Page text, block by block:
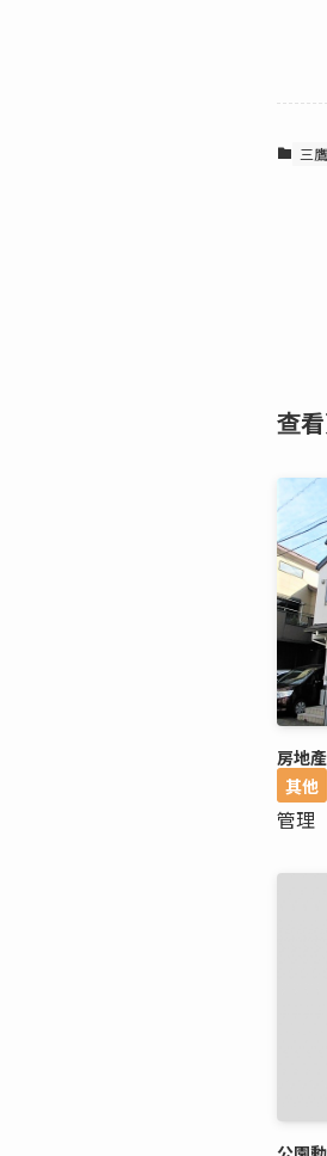
三
查
房地
其他
管理